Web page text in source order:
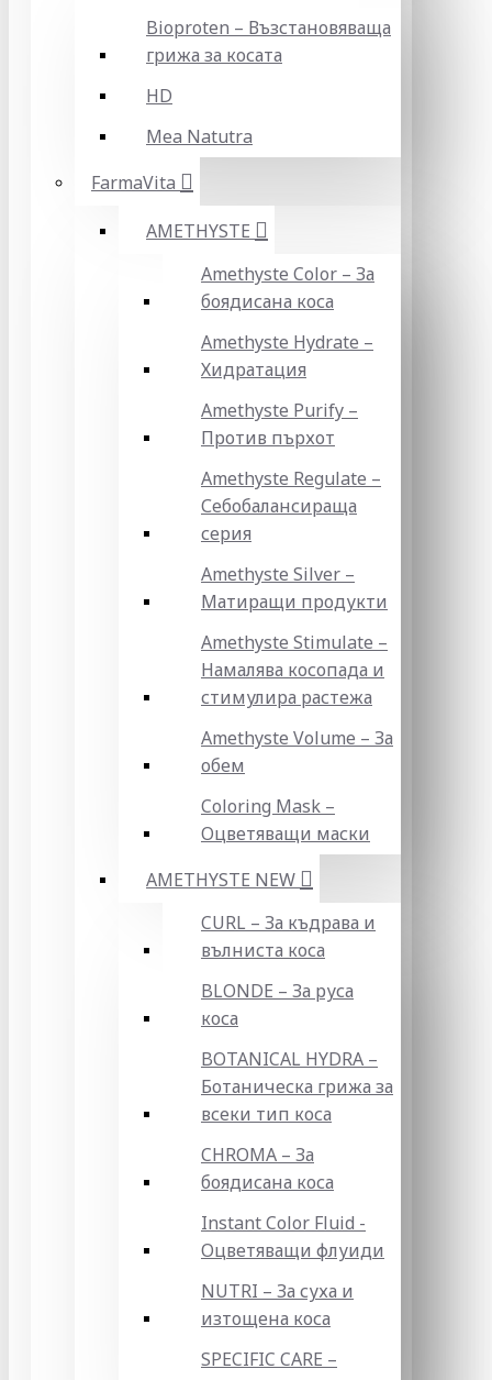
Bioproten – Възстановяваща
грижа за косата
HD
Mea Natutra
FarmaVita
AMETHYSTE
Amethyste Color – За
боядисана коса
Amethyste Hydrate –
Хидратация
Amethyste Purify –
Против пърхот
Amethyste Regulate –
Себобалансираща
серия
Amethyste Silver –
Матиращи продукти
Amethyste Stimulate –
Намалява косопада и
стимулира растежа
Amethyste Volume – За
обем
Coloring Mask –
Оцветяващи маски
AMETHYSTE NEW
CURL – За къдрава и
вълниста коса
BLONDE – За руса
коса
BOTANICAL HYDRA –
Ботаническа грижа за
всеки тип коса
CHROMA – За
боядисана коса
Instant Color Fluid -
Оцветяващи флуиди
NUTRI – За суха и
изтощена коса
SPECIFIC CARE –